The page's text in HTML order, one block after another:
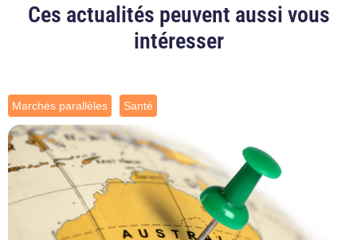
Ces actualités peuvent aussi vous
intéresser
Marchés parallèles Santé